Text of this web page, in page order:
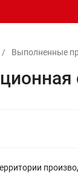
/ Выполненные